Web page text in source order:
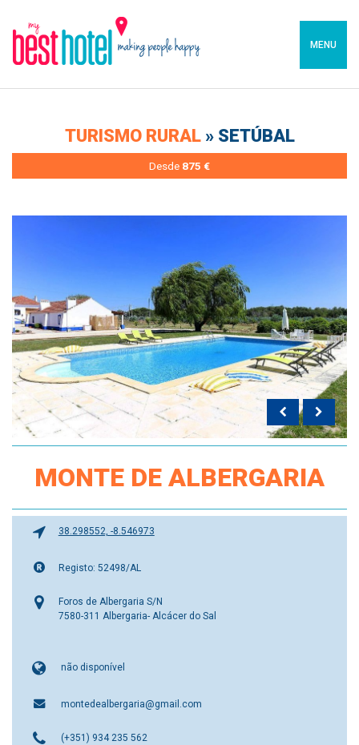
MENU
TURISMO RURAL » SETÚBAL
Desde 875 €
MONTE DE ALBERGARIA
38.298552, -8.546973
Registo: 52498/AL
Foros de Albergaria S/N
7580-311 Albergaria- Alcácer do Sal
não disponível
montedealbergaria@gmail.com
(+351) 934 235 562